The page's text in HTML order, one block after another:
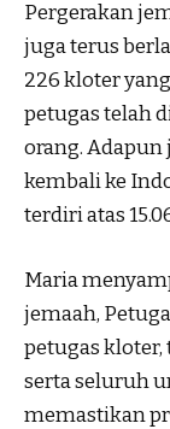
Pergerakan
juga terus
226 kloter
petugas telah
orang.
kembali ke
terdiri atas
Maria
jemaah,
petugas kloter,
serta seluruh
memastikan